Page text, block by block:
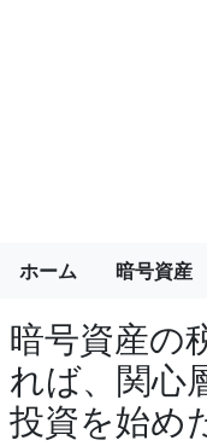
ホーム 暗号資産
暗号資産の
れば、関心
投資を始め